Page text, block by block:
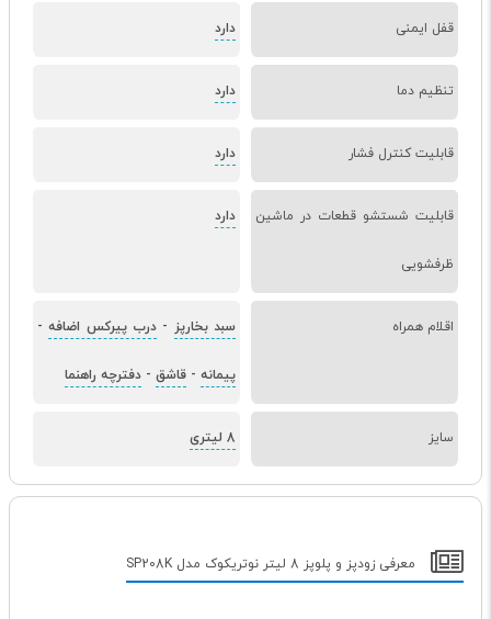
قفل ایمنی دارد
تنظیم دما دارد
قابلیت کنترل فشار دارد
قابلیت شستشو قطعات در ماشین
ظرفشویی
دارد
اقلام همراه سبد بخارپز - درب پیرکس اضافه-
پیمانه - قاشق - دفترچه راهنما
سایز 8 لیتری
معرفی زودپز و پلوپز 8 لیتر نوتریکوک مدل SP208K